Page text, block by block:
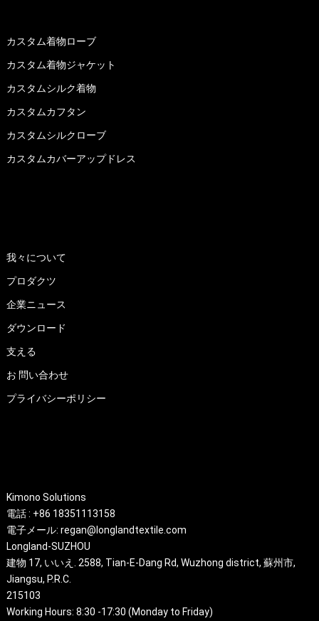
カスタム着物ローブ
カスタム着物ジャケット
カスタムシルク着物
カスタムカフタン
カスタムシルクローブ
カスタムカバーアップドレス
我々について
プロダクツ
企業ニュース
ダウンロード
支える
お 問い合わせ
プライバシーポリシー
Kimono Solutions
電話 : +86 18351113158
電子メール: regan@longlandtextile.com
Longland-SUZHOU
建物 17, いいえ. 2588, Tian-E-Dang Rd, Wuzhong district, 蘇州市,
Jiangsu, P.R.C.
215103
Working Hours: 8:30 -17:30 (Monday to Friday)